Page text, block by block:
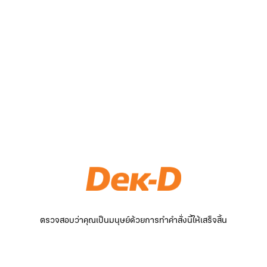
ตรวจสอบว่าคุณเป็นมนุษย์ด้วยการทำคำสั่งนี้ให้เสร็จสิ้น